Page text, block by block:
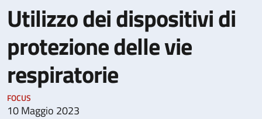
Utilizzo dei dispositivi di
protezione delle vie
respiratorie
FOCUS
10 Maggio 2023